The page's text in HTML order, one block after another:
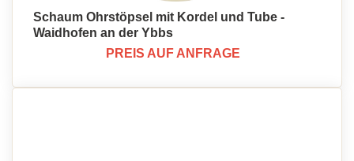
Schaum Ohrstöpsel mit Kordel und Tube -
Waidhofen an der Ybbs
PREIS AUF ANFRAGE